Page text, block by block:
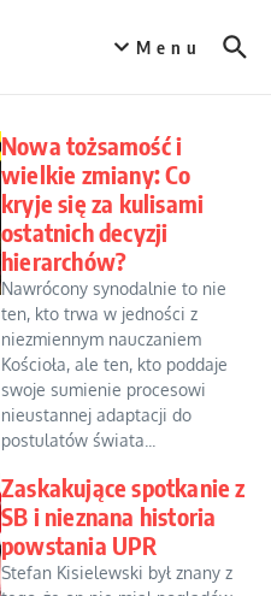
Menu
Nowa tożsamość i
wielkie zmiany: Co
kryje się za kulisami
ostatnich decyzji
hierarchów?
Nawrócony synodalnie to nie
ten, kto trwa w jedności z
niezmiennym nauczaniem
Kościoła, ale ten, kto poddaje
swoje sumienie procesowi
nieustannej adaptacji do
postulatów świata...
Zaskakujące spotkanie z
SB i nieznana historia
powstania UPR
Stefan Kisielewski był znany z